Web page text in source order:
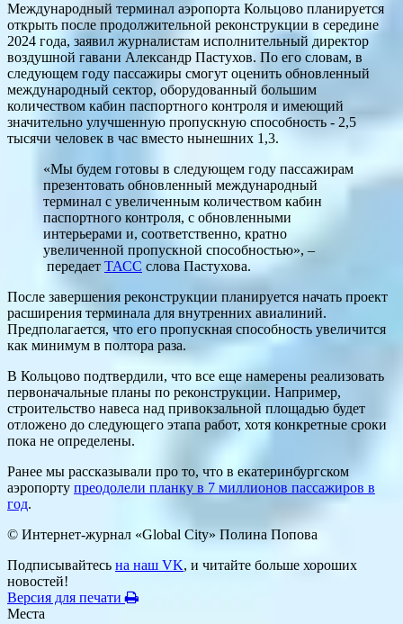
Международный терминал аэропорта Кольцово планируется
открыть после продолжительной реконструкции в середине
2024 года, заявил журналистам исполнительный директор
воздушной гавани Александр Пастухов. По его словам, в
следующем году пассажиры смогут оценить обновленный
международный сектор, оборудованный большим
количеством кабин паспортного контроля и имеющий
значительно улучшенную пропускную способность - 2,5
тысячи человек в час вместо нынешних 1,3.
«Мы будем готовы в следующем году пассажирам
презентовать обновленный международный
терминал с увеличенным количеством кабин
паспортного контроля, с обновленными
интерьерами и, соответственно, кратно
увеличенной пропускной способностью», –
передает ТАСС слова Пастухова.
После завершения реконструкции планируется начать проект
расширения терминала для внутренних авиалиний.
Предполагается, что его пропускная способность увеличится
как минимум в полтора раза.
В Кольцово подтвердили, что все еще намерены реализовать
первоначальные планы по реконструкции. Например,
строительство навеса над привокзальной площадью будет
отложено до следующего этапа работ, хотя конкретные сроки
пока не определены.
Ранее мы рассказывали про то, что в екатеринбургском
аэропорту преодолели планку в 7 миллионов пассажиров в
год.
© Интернет-журнал «Global City» Полина Попова
Подписывайтесь на наш VK, и читайте больше хороших
новостей!
Версия для печати
Места